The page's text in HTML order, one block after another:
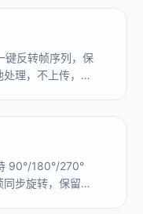
键反转帧序列，保
理，不上传，无
90°/180°/270°
步旋转，保留动